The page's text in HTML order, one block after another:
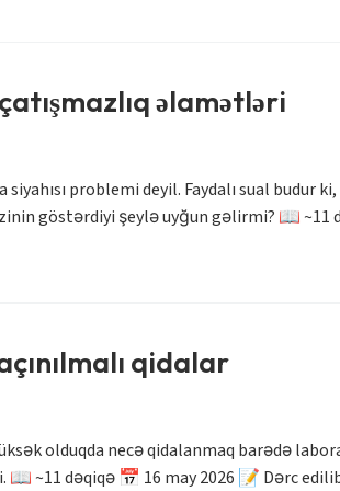
əlamətləri
problemi deyil. Faydalı sual budur
göstərdiyi şeylə uyğun gəlirmi? 📖 ~11
qidalar
olduqda necə qidalanmaq barədə
~11 dəqiqə 📅 16 may 2026 📝 Dərc